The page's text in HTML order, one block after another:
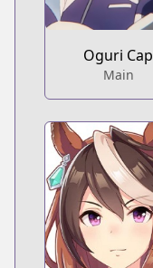
Oguri Cap
Main